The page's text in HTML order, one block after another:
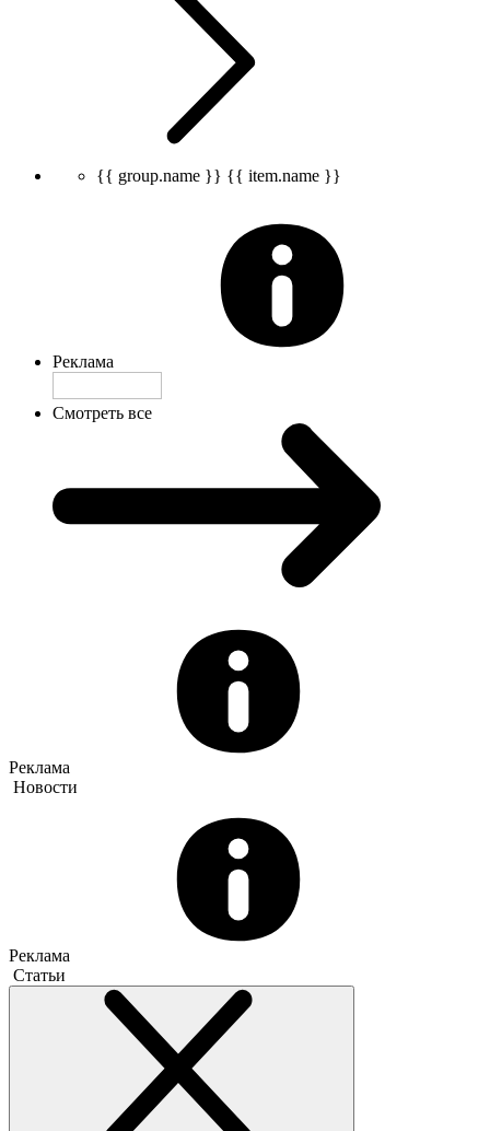
{{ group.name }} {{ item.name }}
Реклама
Смотреть все
Реклама
Новости
Реклама
Статьи